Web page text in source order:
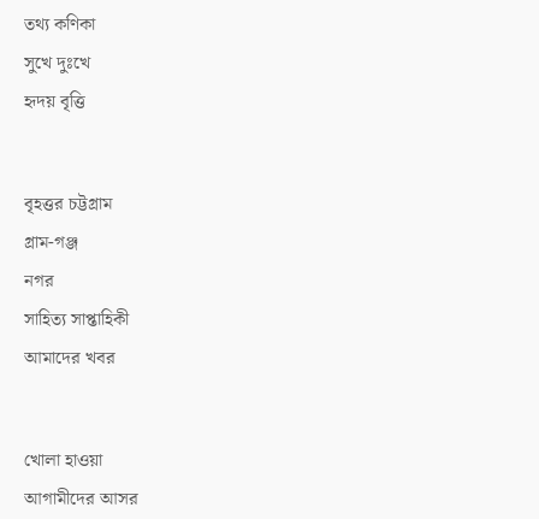
তথ্য কণিকা
সুখে দুঃখে
হৃদয় বৃত্তি
বৃহত্তর চট্টগ্রাম
গ্রাম-গঞ্জ
নগর
সাহিত্য সাপ্তাহিকী
আমাদের খবর
খোলা হাওয়া
আগামীদের আসর